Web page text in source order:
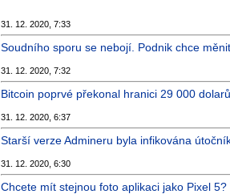
31. 12. 2020, 7:33
Soudního sporu se nebojí. Podnik chce
31. 12. 2020, 7:32
Bitcoin poprvé překonal hranici 29 000
31. 12. 2020, 6:37
Starší verze Admineru byla infikována
31. 12. 2020, 6:30
Chcete mít stejnou foto aplikaci jako Pixel